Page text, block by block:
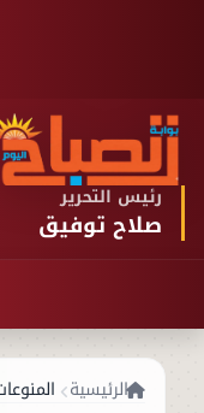
رئيس التحرير
صلاح توفيق
الرئيسية